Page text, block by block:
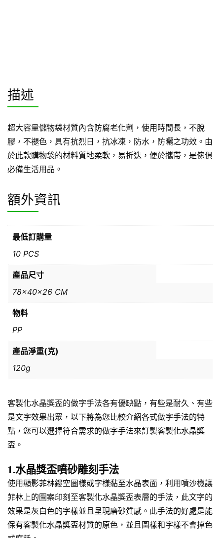
描述
超大容量儲物袋材質內含防腐老化劑，使用時間長，不脫
膠，不褪色，具有抗烈日，抗冰凍，防水，防曬之功效。由
於此款購物袋的材料質地柔軟，易折迭，便於攜帶，是傢俱
必備生活用品。
額外資訊
最低訂購量
10 PCS
產品尺寸
78x40x26 CM
物料
PP
產品淨重(克)
120g
客製化水晶獎盃的做字手法各有優缺點，有些是耐久、有些
是文字效果出眾，以下將為您比較介紹各式做字手法的特
點，您可以選擇符合需求的做字手法來訂製客製化水晶獎
盃。
1.水晶獎盃噴砂雕刻手法
使用顯影菲林鏤空圖樣或字樣黏至水晶表面，利用噴沙機讓
菲林上的圖案印刻至客製化水晶獎盃表層的手法，此文字的
效果是灰白色的字樣並且呈現磨砂質感。此手法的好處是能
保有客製化水晶獎盃材質的原色，並且圖樣和字樣不會掉色